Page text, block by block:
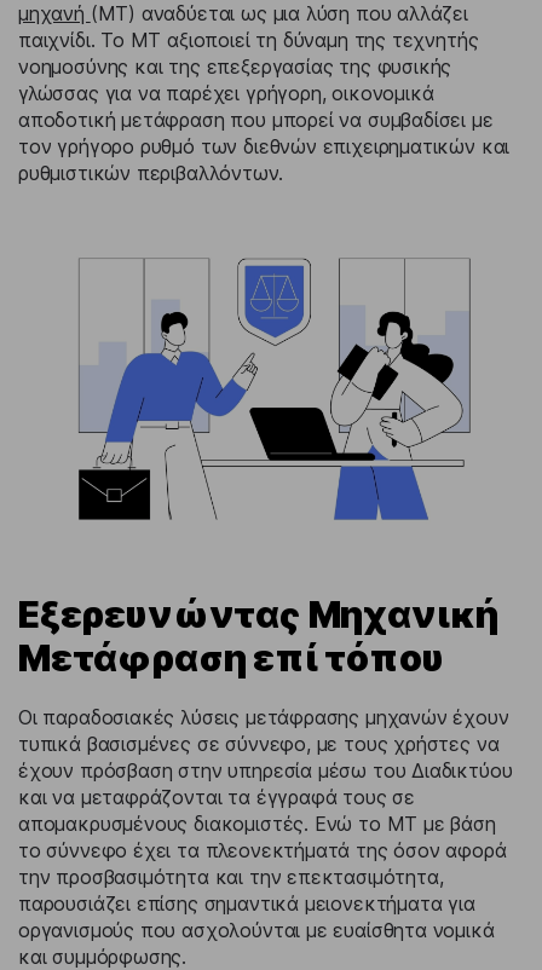
μηχανή (MT) αναδύεται ως μια λύση που αλλάζει
παιχνίδι. Το MT αξιοποιεί τη δύναμη της τεχνητής
νοημοσύνης και της επεξεργασίας της φυσικής
γλώσσας για να παρέχει γρήγορη, οικονομικά
αποδοτική μετάφραση που μπορεί να συμβαδίσει με
τον γρήγορο ρυθμό των διεθνών επιχειρηματικών και
ρυθμιστικών περιβαλλόντων.
Εξερευνώντας Μηχανική
Μετάφραση επί τόπου
Οι παραδοσιακές λύσεις μετάφρασης μηχανών έχουν
τυπικά βασισμένες σε σύννεφο, με τους χρήστες να
έχουν πρόσβαση στην υπηρεσία μέσω του Διαδικτύου
και να μεταφράζονται τα έγγραφά τους σε
απομακρυσμένους διακομιστές. Ενώ το MT με βάση
το σύννεφο έχει τα πλεονεκτήματά της όσον αφορά
την προσβασιμότητα και την επεκτασιμότητα,
παρουσιάζει επίσης σημαντικά μειονεκτήματα για
οργανισμούς που ασχολούνται με ευαίσθητα νομικά
και συμμόρφωσης.